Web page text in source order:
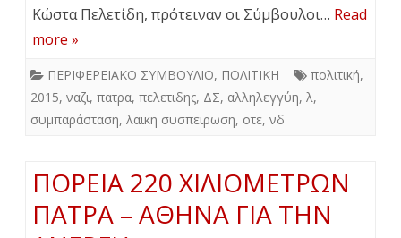
Κώστα Πελετίδη, πρότειναν οι Σύμβουλοι… Read
more »
ΠΕΡΙΦΕΡΕΙΑΚΟ ΣΥΜΒΟΥΛΙΟ, ΠΟΛΙΤΙΚΗ πολιτική,
2015, ναζι, πατρα, πελετιδης, ΔΣ, αλληλεγγύη, λ,
συμπαράσταση, λαικη συσπειρωση, οτε, νδ
ΠΟΡΕΙΑ 220 ΧΙΛΙΟΜΕΤΡΩΝ
ΠΑΤΡΑ – ΑΘΗΝΑ ΓΙΑ ΤΗΝ